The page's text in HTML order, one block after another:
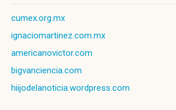
cumex.org.mx
ignaciomartinez.com.mx
americanovictor.com
bigvanciencia.com
hiijodelanoticia.wordpress.com